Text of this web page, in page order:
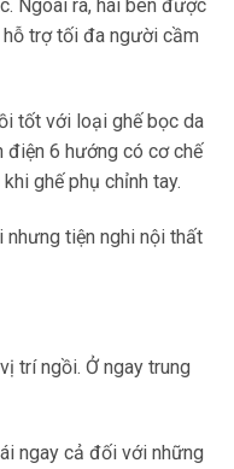
Ngoài ra, hai bên được
trợ tối đa người cầm
tốt với loại ghế bọc da
điện 6 hướng có cơ chế
ghế phụ chỉnh tay.
nhưng tiện nghi nội thất
trí ngồi. Ở ngay trung
ngay cả đối với những